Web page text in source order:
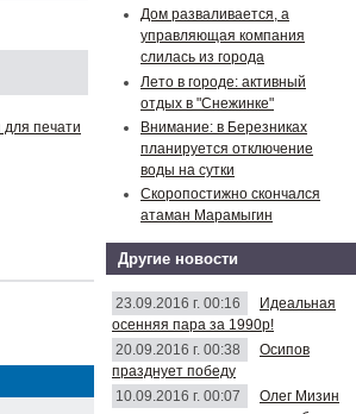
для печати
Дом разваливается, а
управляющая компания
слилась из города
Лето в городе: активный
отдых в "Снежинке"
Внимание: в Березниках
планируется отключение
воды на сутки
Скоропостижно скончался
атаман Марамыгин
Другие новости
23.09.2016 г. 00:16
Идеальная
осенняя пара за 1990р!
20.09.2016 г. 00:38
Осипов
празднует победу
10.09.2016 г. 00:07
Олег Мизин